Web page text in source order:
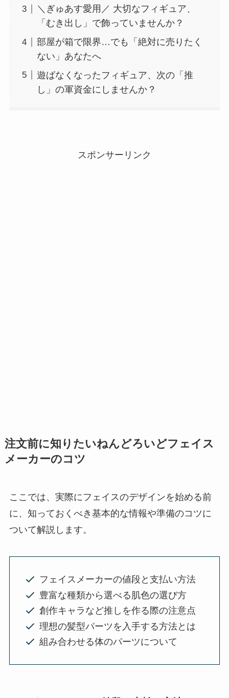
＼ぎゅあす愛用／ 大切なフィギュア、
「むき出し」で飾っていませんか？
部屋が箱で限界…でも「絶対に売りたく
ない」あなたへ
遊ばなくなったフィギュア、次の「推
し」の軍資金にしませんか？
スポンサーリンク
注文前に知りたいねんどろいどフェイス
メーカーのコツ
ここでは、実際にフェイスのデザインを始める前
に、知っておくべき基本的な情報や準備のコツに
ついて解説します。
フェイスメーカーの値段と支払い方法
豊富な種類から選べる肌色の選び方
創作キャラなど推しを作る際の注意点
理想の髪型パーツを入手する方法とは
組み合わせる体のパーツについて